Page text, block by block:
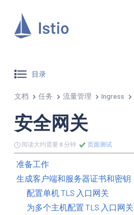
目录
文档 任务 流量管理 Ingress
安全网关
阅读大约需要 8 分钟 页面测试
准备工作
生成客户端和服务器证书和密钥
配置单机 TLS 入口网关
为多个主机配置 TLS 入口网关